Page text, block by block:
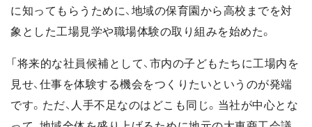
に知ってもらうために、地域の保育園から高校までを対
象とした工場見学や職場体験の取り組みを始めた。
「将来的な社員候補として、市内の子どもたちに工場内を
見せ、仕事を体験する機会をつくりたいというのが発端
です。ただ、人手不足なのはどこも同じ。当社が中心とな